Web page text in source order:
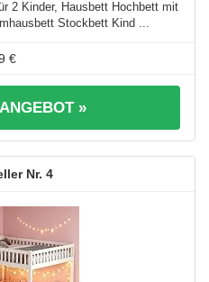
2 Kinder, Hausbett Hochbett mit
Stockbett Kind ...
€
»
4